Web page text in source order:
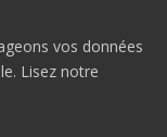
vos données
Lisez notre